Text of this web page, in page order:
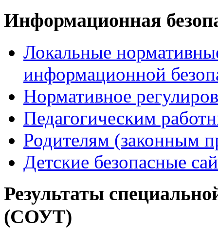
Информационная
Локальные
информационной
Нормативное
Педагогическим
Родителям (законным
Детские безопасные
Результаты
(СОУТ)